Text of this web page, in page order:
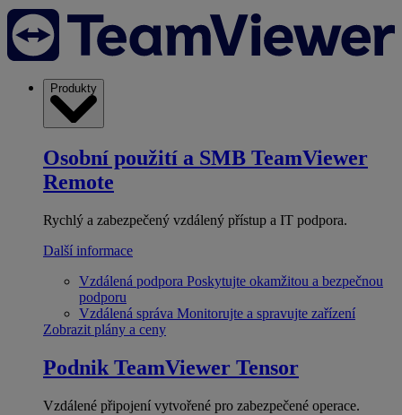
Produkty
Osobní použití a SMB TeamViewer
Remote
Rychlý a zabezpečený vzdálený přístup a IT podpora.
Další informace
Vzdálená podpora Poskytujte okamžitou a bezpečnou
podporu
Vzdálená správa Monitorujte a spravujte zařízení
Zobrazit plány a ceny
Podnik TeamViewer Tensor
Vzdálené připojení vytvořené pro zabezpečené operace.